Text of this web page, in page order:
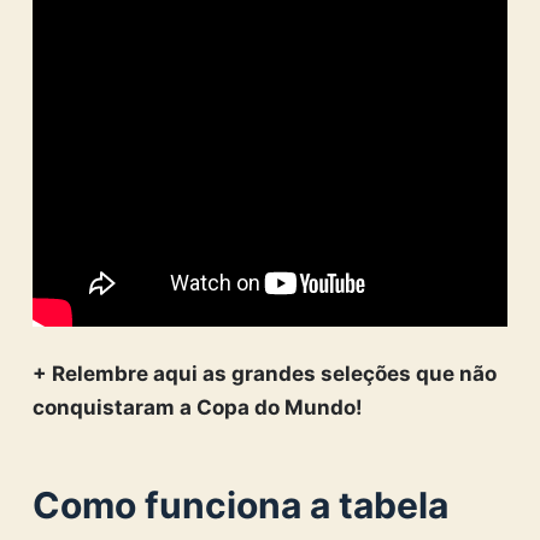
+ Relembre aqui as grandes seleções que não
conquistaram a Copa do Mundo!
Como funciona a tabela